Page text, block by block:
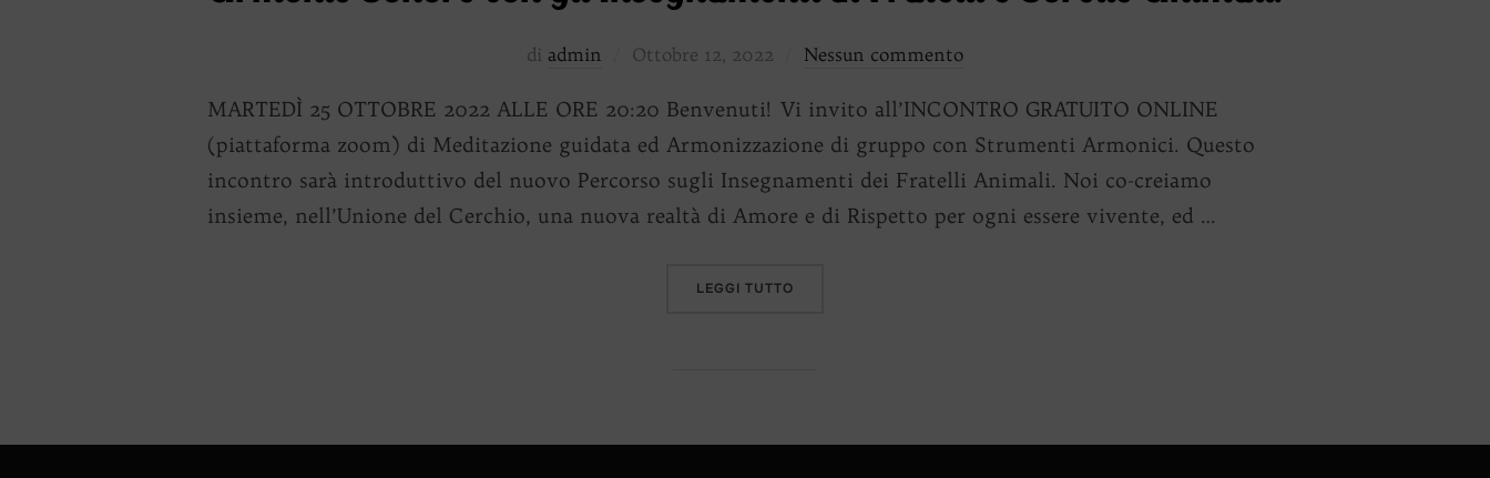
di admin
Pubblicato
Ottobre 12, 2022 Nessun commento
MARTEDÌ 25 OTTOBRE 2022 ALLE ORE 20:20 Benvenuti! Vi invito all’INCONTRO GRATUITO ONLINE
(piattaforma zoom) di Meditazione guidata ed Armonizzazione di gruppo con Strumenti Armonici. Questo
incontro sarà introduttivo del nuovo Percorso sugli Insegnamenti dei Fratelli Animali. Noi co-creiamo
insieme, nell’Unione del Cerchio, una nuova realtà di Amore e di Rispetto per ogni essere vivente, ed …
LEGGI TUTTO